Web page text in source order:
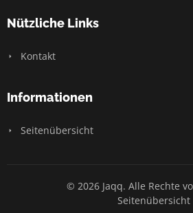
Nützliche Links
Kontakt
Informationen
Seitenübersicht
© 2026 Jaqq. Alle Rechte
Seitenübersicht